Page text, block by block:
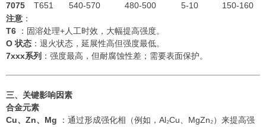
7075
T651 540-570 480-500 5-10
150-160
注意 ：
T6
：固溶处理+人工时效，大幅提高强度。
O 状态 ：退火状态，延展性高但强度最低。
7xxx系列 ：强度最高，但耐腐蚀性差；需要表面保护。
三、关键影响因素
合金元素
Cu、Zn、Mg
：通过形成强化相（例如，Al₂Cu、MgZn₂）来提高强